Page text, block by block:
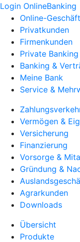
Login OnlineBanking
Online-
Privatkunden
Firmenkunden
Private Banking
Banking &
Meine Bank
Service &
Vermögen &
Versicherung
Finanzierung
Vorsorge &
Gründung &
Agrarkunden
Downloads
Übersicht
Produkte